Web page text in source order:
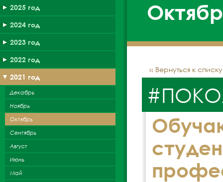
2025 год
2024 год
2023 год
2022 год
2021 год
Декабрь
Ноябрь
Октябрь
Сентябрь
Август
Июнь
Май
‹‹ Вернуться к